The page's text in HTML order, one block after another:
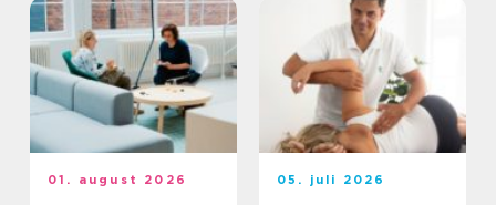
01. august 2026 05. juli 2026